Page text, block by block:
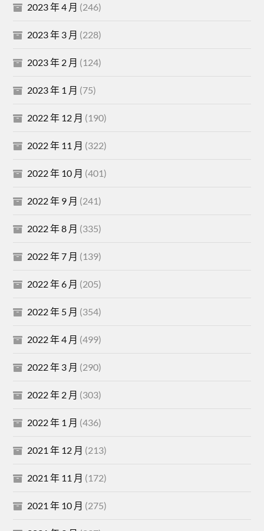
2023 年 4 月 (246)
2023 年 3 月 (228)
2023 年 2 月 (124)
2023 年 1 月 (75)
2022 年 12 月 (190)
2022 年 11 月 (322)
2022 年 10 月 (401)
2022 年 9 月 (241)
2022 年 8 月 (335)
2022 年 7 月 (139)
2022 年 6 月 (205)
2022 年 5 月 (354)
2022 年 4 月 (499)
2022 年 3 月 (290)
2022 年 2 月 (303)
2022 年 1 月 (436)
2021 年 12 月 (213)
2021 年 11 月 (172)
2021 年 10 月 (275)